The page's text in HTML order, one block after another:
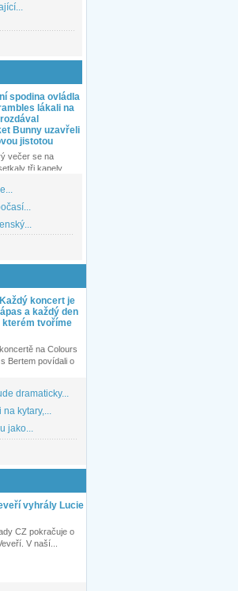
spodina ovládla
lákali na
Bunny uzavřeli
jistotou
večer se na
tři kapely...
koncert je
a každý den
kterém tvoříme
na Colours
Bertem povídali o
dramaticky...
kytary,...
jako...
vyhrály Lucie
CZ pokračuje o
V naší...